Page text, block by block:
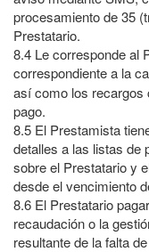
procesamiento de 35
Prestatario.
8.4 Le corresponde al
correspondiente a la
así como los recargos
pago.
8.5 El Prestamista
detalles a las listas de
sobre el Prestatario y
desde el vencimiento
8.6 El Prestatario
recaudación o la
resultante de la falta